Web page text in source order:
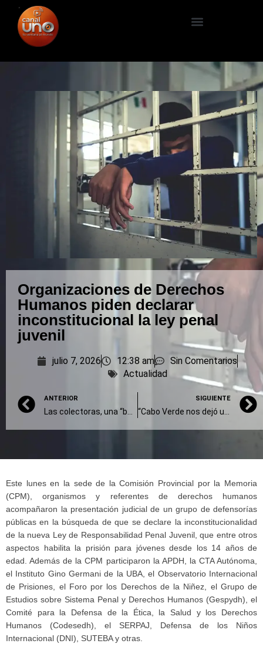
Organizaciones de Derechos
Humanos piden declarar
inconstitucional la ley penal
juvenil
julio 7, 2026 12:38 am
Sin Comentarios
Actualidad
ANTERIOR
Las colectoras, una “bola de humo” incompatible con la Boleta Única de Papel
SIGUIENTE
“Cabo Verde nos dejó una enseñanza”
Este lunes en la sede de la Comisión Provincial por la Memoria
(CPM), organismos y referentes de derechos humanos
acompañaron la presentación judicial de un grupo de defensorías
públicas en la búsqueda de que se declare la inconstitucionalidad
de la nueva Ley de Responsabilidad Penal Juvenil, que entre otros
aspectos habilita la prisión para jóvenes desde los 14 años de
edad. Además de la CPM participaron la APDH, la CTA Autónoma,
el Instituto Gino Germani de la UBA, el Observatorio Internacional
de Prisiones, el Foro por los Derechos de la Niñez, el Grupo de
Estudios sobre Sistema Penal y Derechos Humanos (Gespydh), el
Comité para la Defensa de la Ética, la Salud y los Derechos
Humanos (Codesedh), el SERPAJ, Defensa de los Niños
Internacional (DNI), SUTEBA y otras.